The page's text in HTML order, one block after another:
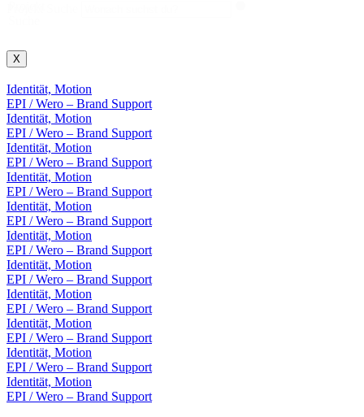
X
Identität, Motion
EPI / Wero – Brand Support
Identität, Motion
EPI / Wero – Brand Support
Identität, Motion
EPI / Wero – Brand Support
Identität, Motion
EPI / Wero – Brand Support
Identität, Motion
EPI / Wero – Brand Support
Identität, Motion
EPI / Wero – Brand Support
Identität, Motion
EPI / Wero – Brand Support
Identität, Motion
EPI / Wero – Brand Support
Identität, Motion
EPI / Wero – Brand Support
Identität, Motion
EPI / Wero – Brand Support
Identität, Motion
EPI / Wero – Brand Support